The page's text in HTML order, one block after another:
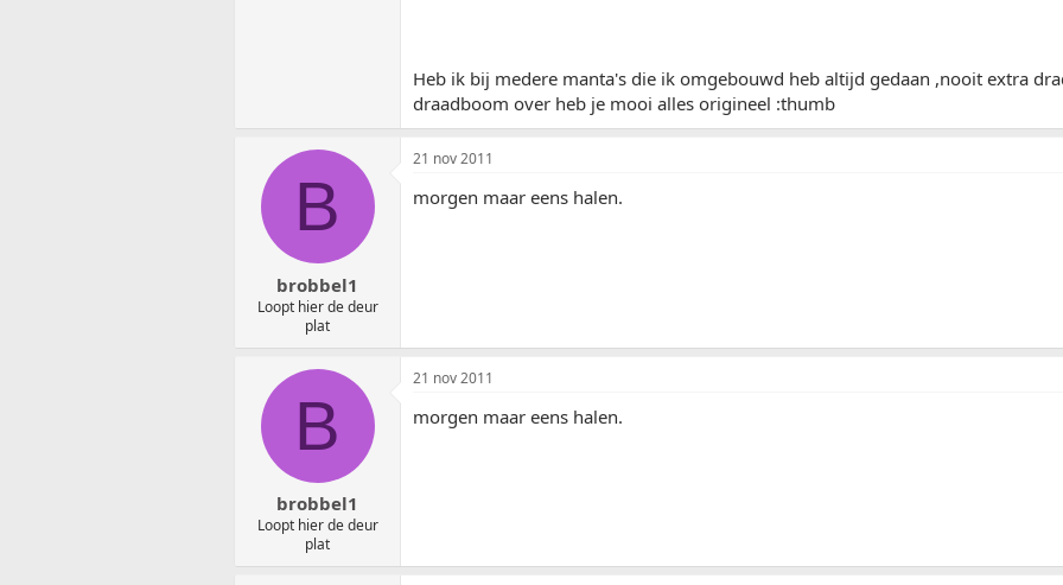
Heb ik bij medere manta's die ik omgebouwd heb altijd gedaan ,nooit extra
draadboom over heb je mooi alles origineel :thumb
B
brobbel1
Loopt hier de deur
plat
21 nov 2011
morgen maar eens halen.
B
brobbel1
Loopt hier de deur
plat
21 nov 2011
morgen maar eens halen.